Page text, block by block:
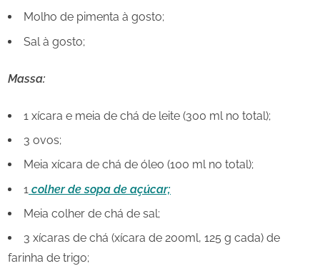
Molho de pimenta à gosto;
Sal à gosto;
Massa:
1 xícara e meia de chá de leite (300 ml no total);
3 ovos;
Meia xícara de chá de óleo (100 ml no total);
1 colher de sopa de açúcar;
Meia colher de chá de sal;
3 xícaras de chá (xícara de 200ml, 125 g cada) de
farinha de trigo;